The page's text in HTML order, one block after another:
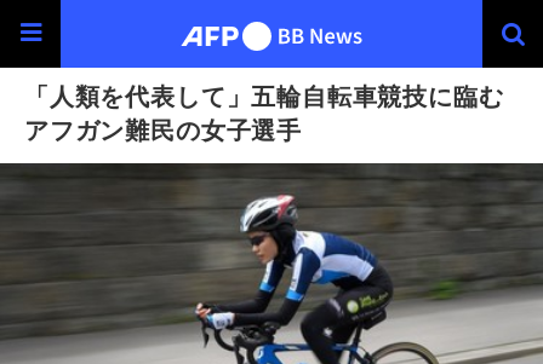
「人類を代表して」五輪自転車競技に臨む
アフガン難民の女子選手